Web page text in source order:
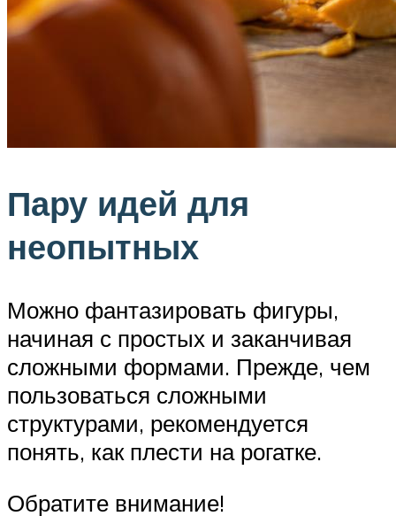
Пару идей для
неопытных
Можно фантазировать фигуры,
начиная с простых и заканчивая
сложными формами. Прежде, чем
пользоваться сложными
структурами, рекомендуется
понять, как плести на рогатке.
Обратите внимание!